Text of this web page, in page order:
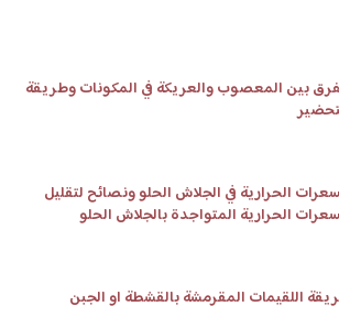
بين المعصوب والعريكة في المكونات وطريقة
الحرارية في الجلاش الحلو ونصائح لتقليل
الحرارية المتواجدة بالجلاش الحلو
اللقيمات المقرمشة بالقشطة او الجبن